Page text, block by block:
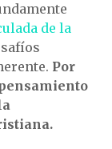
de la
Por